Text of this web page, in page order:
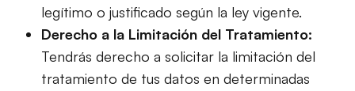
legítimo o justificado según la ley vigente.
Derecho a la Limitación del Tratamiento:
Tendrás derecho a solicitar la limitación del
tratamiento de tus datos en determinadas